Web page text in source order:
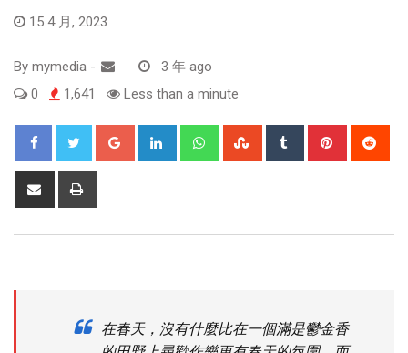
15 4 月, 2023
By mymedia -
3 年 ago
0
1,641 Less than a minute
在春天，沒有什麼比在一個滿是鬱金香